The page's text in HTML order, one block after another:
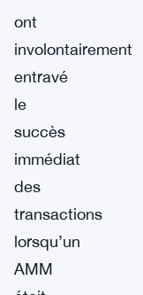
ont
involontairement
entravé
le
succès
immédiat
des
transactions
lorsqu’un
AMM